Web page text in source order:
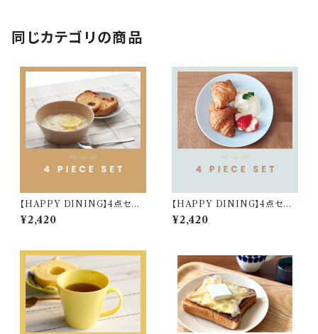
同じカテゴリの商品
【HAPPY DINING】4点セット
(ベージュ)【YMK120】 YMK1
24-6
¥2,420
【HAPPY DINING】4点セット
(ブルー)【YMK120】 YMK123
-6
¥2,420